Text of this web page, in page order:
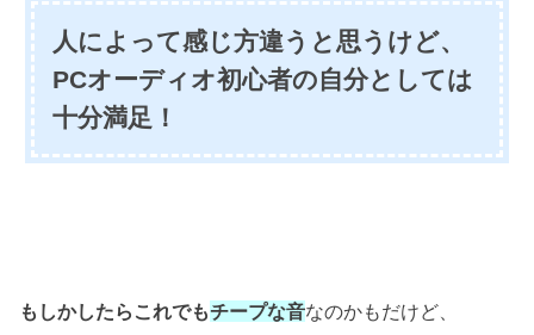
人によって感じ方違うと思うけど、
PCオーディオ初心者の自分としては
十分満足！
もしかしたらこれでもチープな音なのかもだけど、